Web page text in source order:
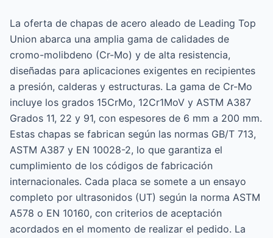
La oferta de chapas de acero aleado de Leading Top
Union abarca una amplia gama de calidades de
cromo-molibdeno (Cr-Mo) y de alta resistencia,
diseñadas para aplicaciones exigentes en recipientes
a presión, calderas y estructuras. La gama de Cr-Mo
incluye los grados 15CrMo, 12Cr1MoV y ASTM A387
Grados 11, 22 y 91, con espesores de 6 mm a 200 mm.
Estas chapas se fabrican según las normas GB/T 713,
ASTM A387 y EN 10028-2, lo que garantiza el
cumplimiento de los códigos de fabricación
internacionales. Cada placa se somete a un ensayo
completo por ultrasonidos (UT) según la norma ASTM
A578 o EN 10160, con criterios de aceptación
acordados en el momento de realizar el pedido. La